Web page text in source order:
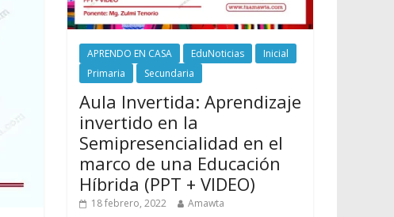
APRENDO EN CASA EduNoticias
Inicial
Primaria
Secundaria
Aula Invertida: Aprendizaje
invertido en la
Semipresencialidad en el
marco de una Educación
Híbrida (PPT + VIDEO)
18 febrero, 2022 Amawta